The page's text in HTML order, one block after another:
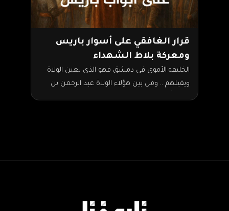
قرار الغافقي على أسوار باريس
ومعركة بلاط الشهداء
الخليفة الأموي في دمشق فهو الذي يعين الولاة
ويقيلهم .. ومن بين هؤلاء الولاة عبد الرحمن بن